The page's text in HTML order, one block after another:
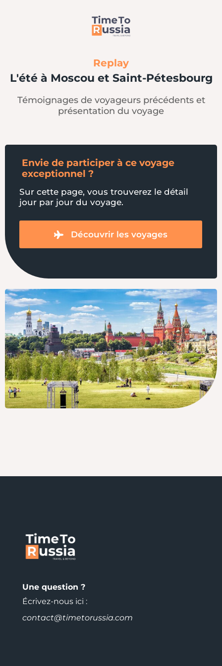
Replay
L'été à Moscou et Saint-Pétesbourg
Témoignages de voyageurs précédents et
présentation du voyage
Envie de participer à ce voyage
exceptionnel ?
Sur cette page, vous trouverez le détail
jour par jour du voyage.
Découvrir les voyages
Une question ?
Écrivez-nous ici :
contact@timetorussia.com